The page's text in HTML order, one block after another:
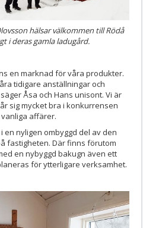
hälsar välkommen till Rödå
i deras gamla ladugård.
en marknad för våra produkter.
tidigare anställningar och
Åsa och Hans unisont. Vi är
sig mycket bra i konkurrensen
affärer.
nyligen ombyggd del av den
fastigheten. Där finns förutom
en nybyggd bakugn även ett
för ytterligare verksamhet.